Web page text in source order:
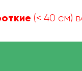
(< 40 см)